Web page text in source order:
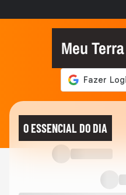
Menino de
tradutor
Lula diz
China e
No
terremoto
Meu Terra
O ESSENCIAL DO DIA